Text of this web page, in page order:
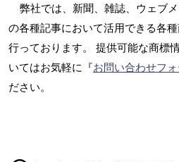
弊社では、新聞、雑誌、ウェブ
の各種記事において活用できる各
行っております。 提供可能な商標
いてはお気軽に『お問い合わせフ
ださい。